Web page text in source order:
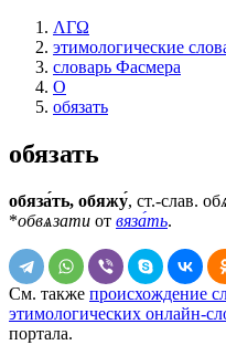
ΛΓΩ
этимологические
словарь Фасмера
О
обязать
обязать
обяза́ть, обяжу́, ст.-слав.
*обвѧзати от вяза́ть.
См. также происхождение
этимологических онлайн-
портала.